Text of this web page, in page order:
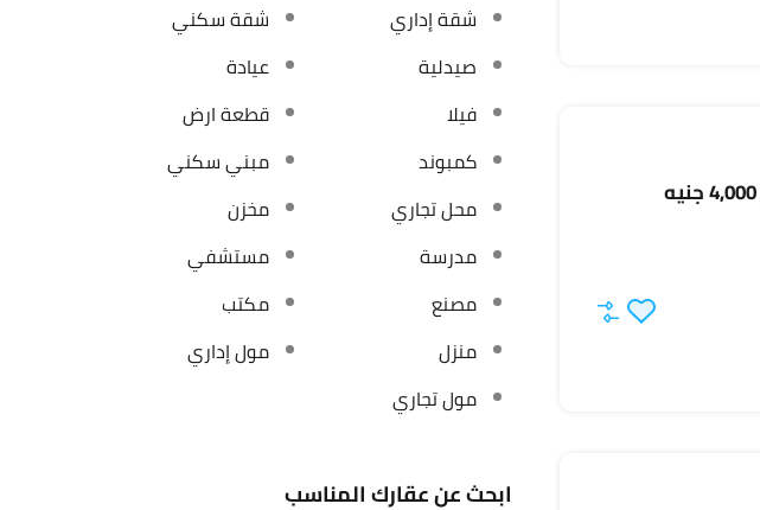
شقة إداري
شقة سكني
صيدلية
عيادة
فيلا
قطعة ارض
كمبوند
مبني سكني
محل تجاري
مخزن
مدرسة
مستشفي
مصنع
مكتب
منزل
مول إداري
مول تجاري
ابحث عن عقارك المناسب